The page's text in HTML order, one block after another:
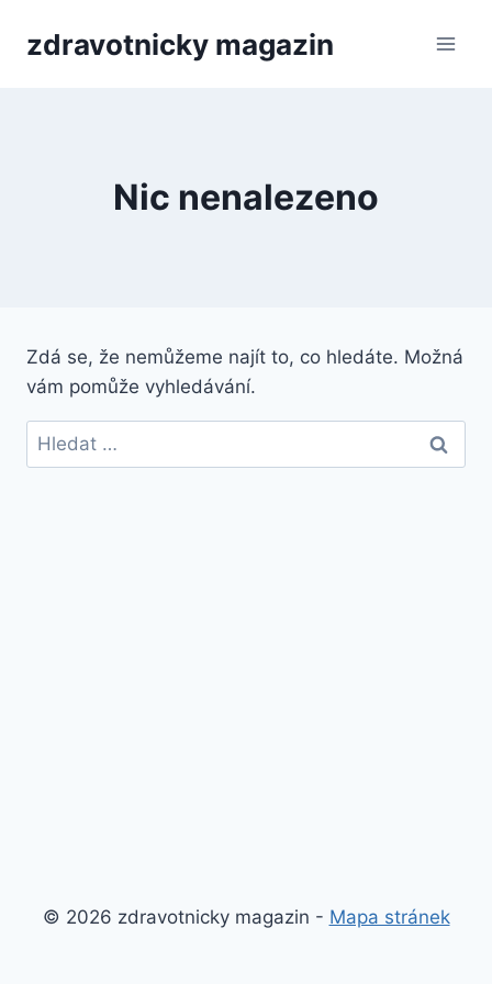
zdravotnicky magazin
Nic nenalezeno
Zdá se, že nemůžeme najít to, co hledáte. Možná
vám pomůže vyhledávání.
Vyhledávání
© 2026 zdravotnicky magazin - Mapa stránek